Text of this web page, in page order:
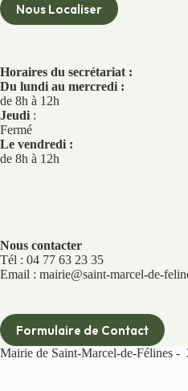
Nous Localiser
Horaires du secrétariat :
Du lundi au mercredi :
de 8h à 12h
Jeudi:
Fermé
Le vendredi :
de 8h à 12h
Nous contacter
Tél : 04 77 63 23 35
Email : mairie@saint-marcel-de-
Formulaire de Contact
Mairie de Saint-Marcel-de-Félines -